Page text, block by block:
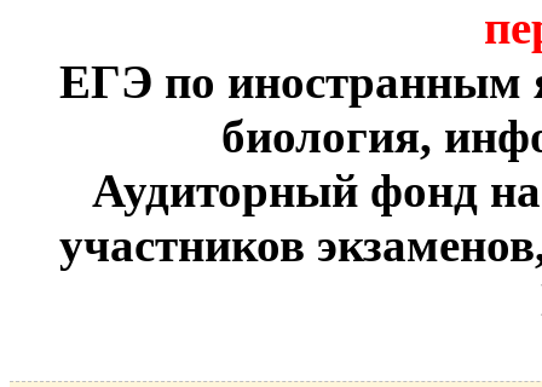
ЕГЭ по иностранным
биология,
Аудиторный фонд на
участников